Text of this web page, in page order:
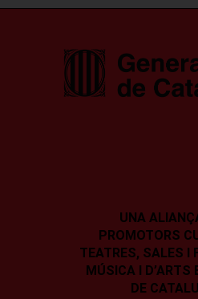
UNA
PROMOTORS
TEATRES, SALES I
MÚSICA I D’ARTS
DE